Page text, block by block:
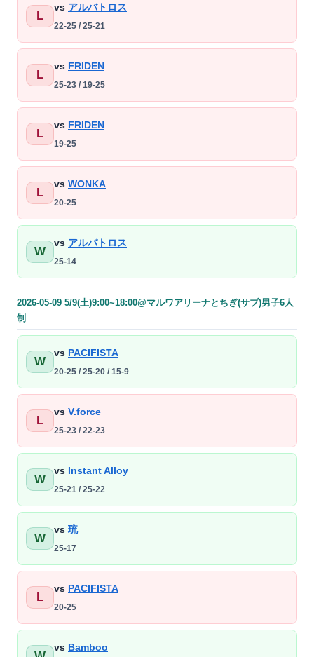
L
vs アルバトロス
22-25 / 25-21
L
vs FRIDEN
25-23 / 19-25
L
vs FRIDEN
19-25
L
vs WONKA
20-25
W
vs アルバトロス
25-14
2026-05-09 5/9(土)9:00~18:00@マルワアリーナとちぎ(サブ)男子6人
制
W
vs PACIFISTA
20-25 / 25-20 / 15-9
L
vs V.force
25-23 / 22-23
W
vs Instant Alloy
25-21 / 25-22
W
vs 琉
25-17
L
vs PACIFISTA
20-25
vs Bamboo